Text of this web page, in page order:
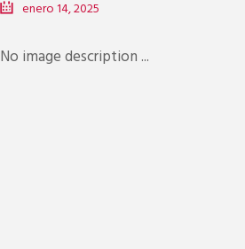
enero 14, 2025
No image description ...